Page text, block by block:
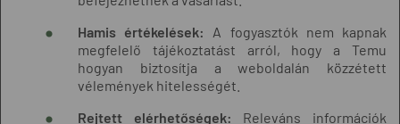
Hamis értékelések:
A fogyasztók nem kapnak
megfelelő tájékoztatást arról, hogy a Temu
hogyan biztosítja a weboldalán közzétett
vélemények hitelességét.
Rejtett elérhetőségek: Releváns információk